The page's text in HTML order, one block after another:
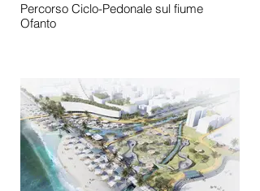
Percorso Ciclo-Pedonale sul fiume
Ofanto